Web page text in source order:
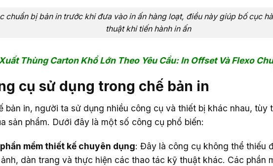
chuẩn bị bản in trước khi đưa vào in ấn hàng loạt, điều này giúp bố cục
thuật khi tiến hành in ấn
Thùng Carton Khổ Lớn Theo Yêu Cầu: In Offset Và Flexo
cụ sử dụng trong chế bản in
bản in, người ta sử dụng nhiều công cụ và thiết bị khác nhau, tùy
sản phẩm. Dưới đây là một số công cụ phổ biến:
mềm thiết kế chuyên dụng: Đây là công cụ không thể thiếu
dàn trang và thực hiện các thao tác kỹ thuật khác. Các phần